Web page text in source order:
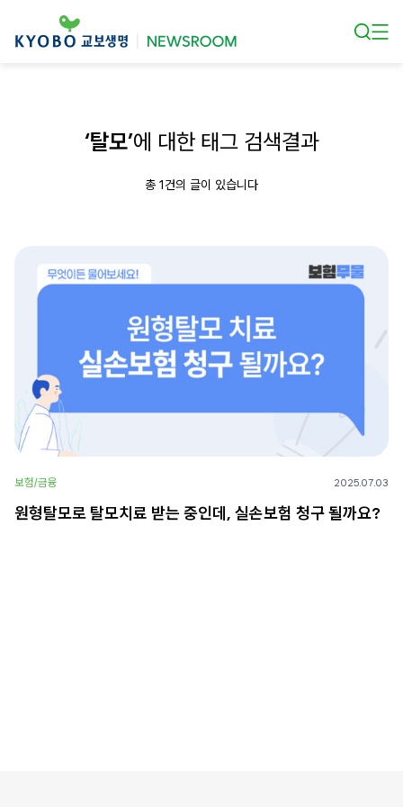
‘탈모’에 대한 태그 검색결과
총 1건의 글이 있습니다
보험/금융 2025.07.03
원형탈모로 탈모치료 받는 중인데, 실손보험 청구 될까요?